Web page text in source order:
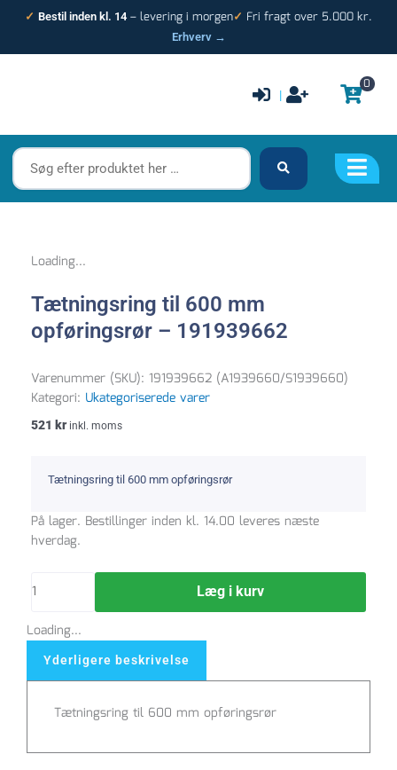
✓ Bestil inden kl. 14 – levering i morgen✓ Fri fragt over 5.000 kr.
Erhverv →
|
0
Søg
efter
produktet
Loading...
Tætningsring til 600 mm
opføringsrør – 191939662
Varenummer (SKU): 191939662 (A1939660/S1939660)
Kategori: Ukategoriserede varer
521 kr inkl. moms
Tætningsring til 600 mm opføringsrør
På lager. Bestillinger inden kl. 14.00 leveres næste
hverdag.
Tætningsring
til
opføringsrør
191939662
antal
Læg i kurv
Loading...
Yderligere beskrivelse
Tætningsring til 600 mm opføringsrør